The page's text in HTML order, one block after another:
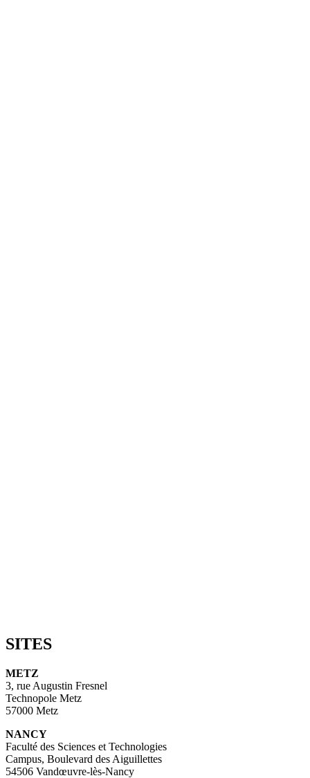
SITES
METZ
3, rue Augustin Fresnel
Technopole Metz
57000 Metz
NANCY
Faculté des Sciences et Technologies
Campus, Boulevard des Aiguillettes
54506 Vandœuvre-lès-Nancy